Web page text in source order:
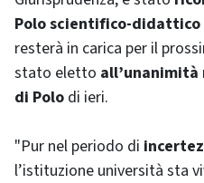
Polo scientifico-didattico
resterà in carica per il
stato eletto all’unanimità
di Polo di ieri.
"Pur nel periodo di
l’istituzione università sta